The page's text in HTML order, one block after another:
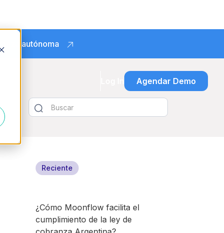
autónoma
Agendar Demo
Reciente
¿Cómo Moonflow facilita el
cumplimiento de la ley de